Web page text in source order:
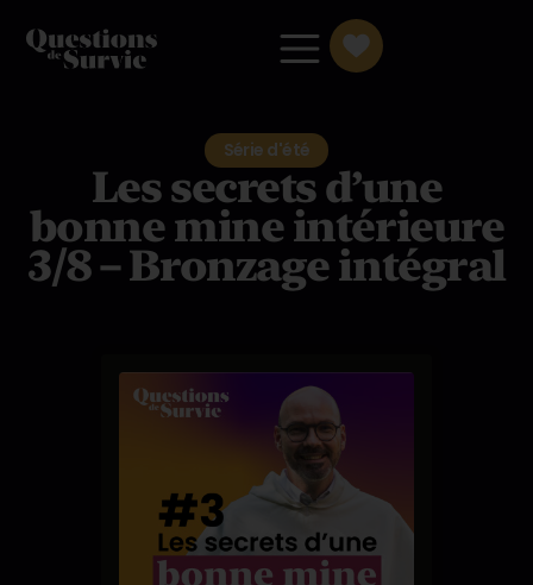
Série d'été
Les secrets d’une
bonne mine intérieure
3/8 – Bronzage intégral